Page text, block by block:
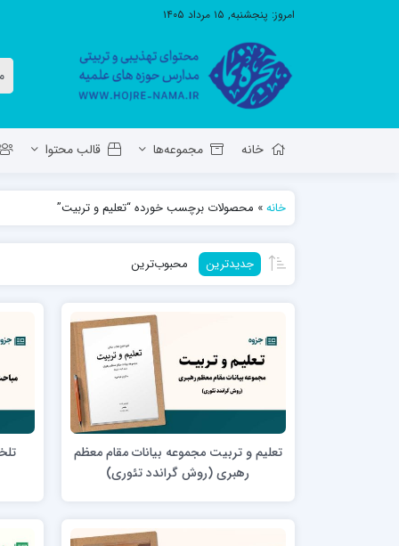
امروز: پنجشنبه, ۱۵ مرداد ۱۴۰۵
خانه مجموعه‌ها قالب محتوا
معاونت تهذیب استان آ.ش
حوزه علمیه حضرت ولی عصر عج بناب
مدرسه علمیه صاحب الزمان عج مرند
مدرسه
مدرسه علمیه امام خمینی (ره)
مدرسه امام حسن عسگری ع
مدرسه علمیه دارالحکمة
مدرسه علمیه دارالسلام
حوزه علمیه امام صادق علیه السلام پرند
مدرسه علمیه فیلسوف الدولة
امام
خانه» محصولات برچسب خورده “تعلیم و تربیت”
جدیدترین محبوب‌ترین
تعلیم و تربیت مجموعه بیانات مقام معظم
رهبری (روش گراندد تئوری)